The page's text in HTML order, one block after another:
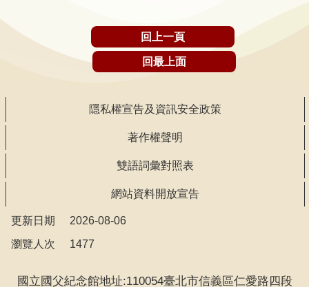
究
府
訊
回上一頁
回最上面
隱私權宣告及資訊安全政策
著作權聲明
雙語詞彙對照表
網站資料開放宣告
更新日期
2026-08-06
瀏覽人次
1477
國立國父紀念館地址:110054臺北市信義區仁愛路四段